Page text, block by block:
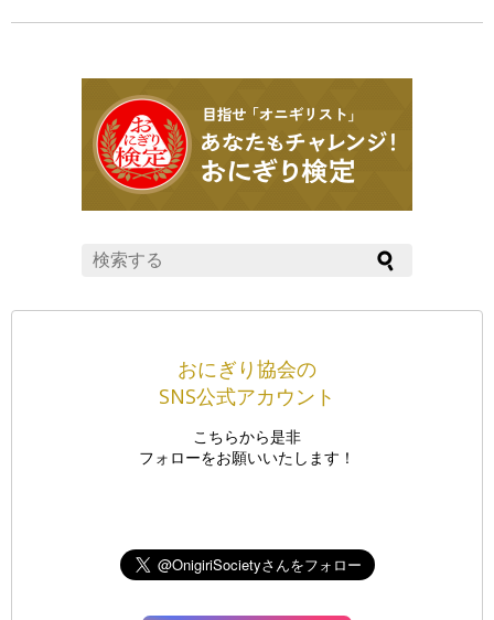
おにぎり協会の
SNS公式アカウント
こちらから是非
フォローをお願いいたします！